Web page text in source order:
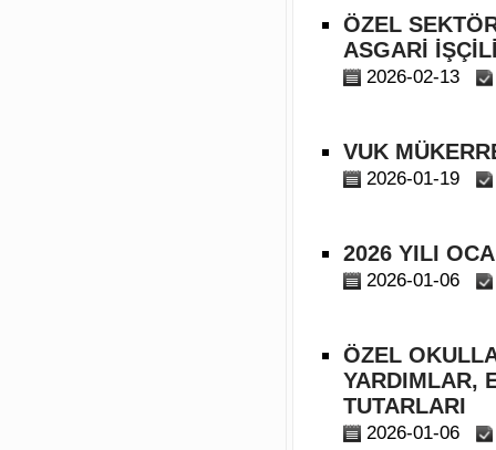
ÖZEL
ASGARİ
2026-02-13
VUK
2026-01-19
2026 YILI
2026-01-06
ÖZEL
YARDIMLAR,
TUTARLARI
2026-01-06